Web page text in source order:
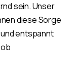
sein. Unser
diese Sorge
entspannt